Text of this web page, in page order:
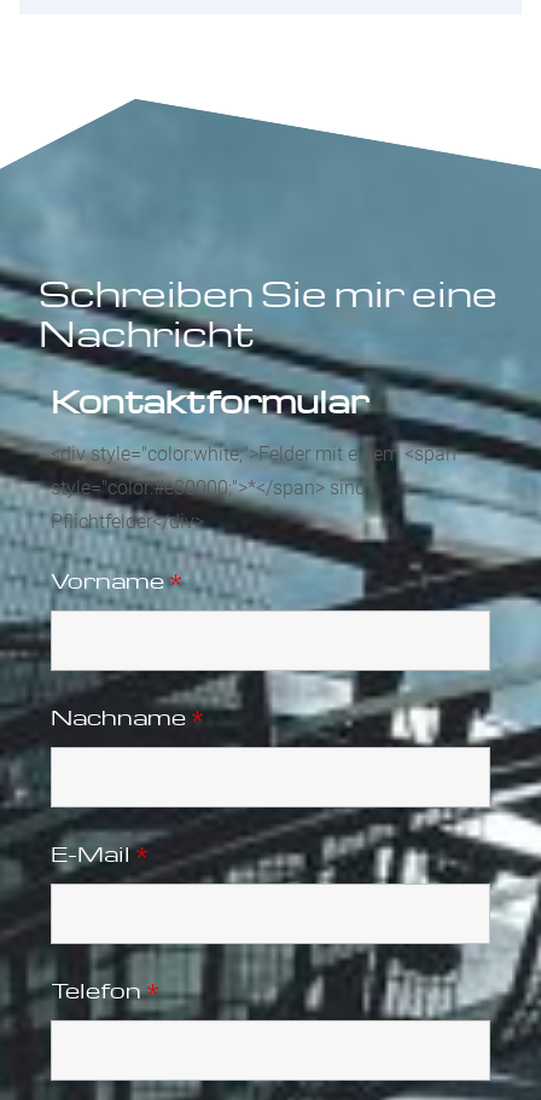
Schreiben Sie mir eine
Nachricht
Kontaktformular
<div style="color:white;">Felder mit einem <span
style="color:#e80000;">*</span> sind
Pflichtfelder</div>
Vorname*
Nachname*
E-Mail*
Telefon*